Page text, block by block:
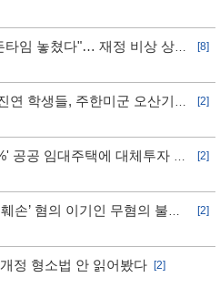
타임 놓쳤다"… 재정 비상 상황
[8]
학생들, 주한미군 오산기지
[2]
공공 임대주택에 대체투자 검
[2]
손’ 혐의 이기인 무혐의 불송
[2]
정 형소법 안 읽어봤다
[2]